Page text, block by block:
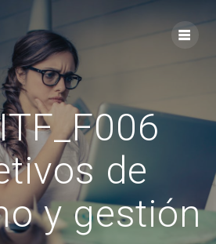
content
de
y gestión